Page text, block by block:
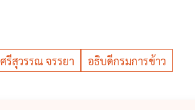
ศรีสุวรรณ จรรยา อธิบดีกรมการข้าว